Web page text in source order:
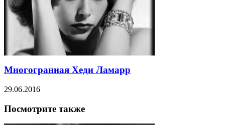
Многогранная Хеди Ламарр
29.06.2016
Посмотрите также